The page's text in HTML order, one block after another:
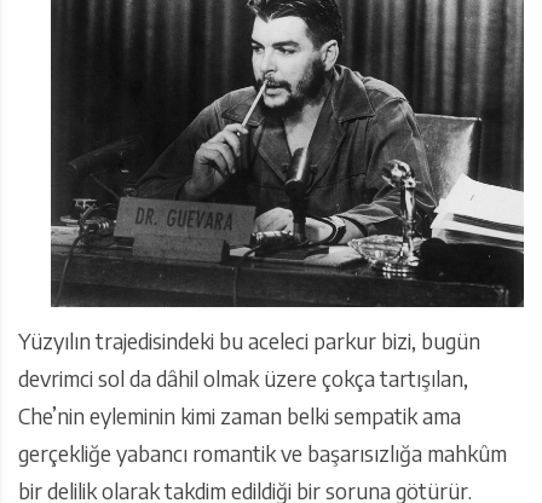
Yüzyılın trajedisindeki bu aceleci parkur bizi, bugün
devrimci sol da dâhil olmak üzere çokça tartışılan,
Che’nin eyleminin kimi zaman belki sempatik ama
gerçekliğe yabancı romantik ve başarısızlığa mahkûm
bir delilik olarak takdim edildiği bir soruna götürür.